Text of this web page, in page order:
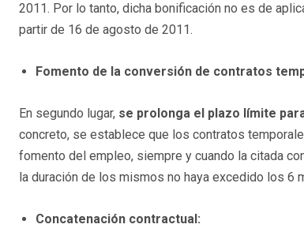
2011. Por lo tanto, dicha bonificación no es de
partir de 16 de agosto de 2011.
Fomento de la conversión de contratos
En segundo lugar, se prolonga el plazo límite
concreto, se establece que los contratos
fomento del empleo, siempre y cuando la citada
la duración de los mismos no haya excedido los 6
Concatenación contractual: